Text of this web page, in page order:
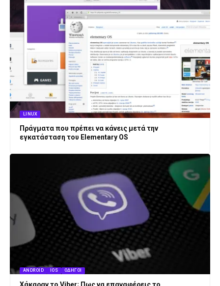
LINUX
Πράγματα που πρέπει να κάνεις μετά την
εγκατάσταση του Elementary OS
ANDROID IOS ΟΔΗΓΟΊ